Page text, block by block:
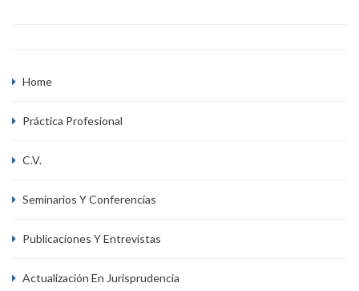
Home
Práctica Profesional
C.V.
Seminarios Y Conferencias
Publicaciones Y Entrevistas
Actualización En Jurisprudencia